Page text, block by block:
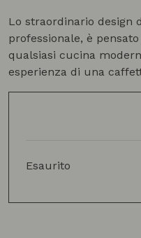
Lo straordinario design
professionale, è
qualsiasi cucina
esperienza di una
Esaurito